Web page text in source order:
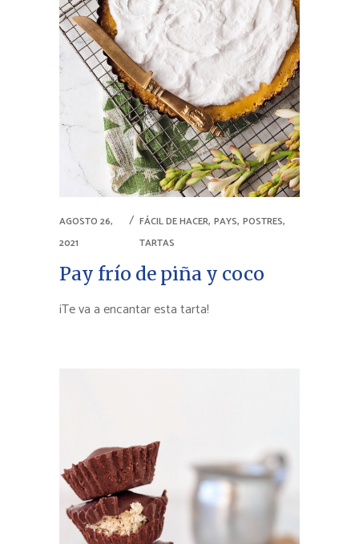
AGOSTO 26,
2021
FÁCIL DE HACER, PAYS, POSTRES,
TARTAS
Pay frío de piña y coco
¡Te va a encantar esta tarta!